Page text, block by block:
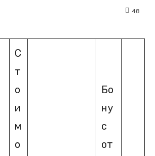
48
С
т
о
и
м
о
Бо
ну
с
от